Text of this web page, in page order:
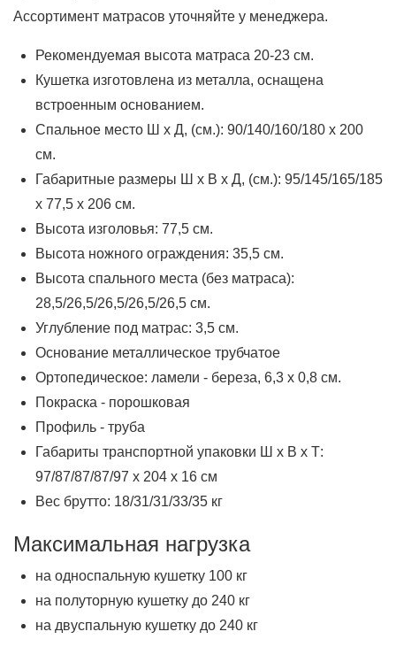
Ассортимент матрасов уточняйте у менеджера.
Рекомендуемая высота матраса 20-23 см.
Кушетка изготовлена из металла, оснащена
встроенным основанием.
Спальное место Ш х Д, (см.): 90/140/160/180 х 200
см.
Габаритные размеры Ш х В х Д, (см.): 95/145/165/185
х 77,5 х 206 см.
Высота изголовья: 77,5 см.
Высота ножного ограждения: 35,5 см.
Высота спального места (без матраса):
28,5/26,5/26,5/26,5/26,5 см.
Углубление под матрас: 3,5 см.
Основание металлическое трубчатое
Ортопедическое: ламели - береза, 6,3 х 0,8 см.
Покраска - порошковая
Профиль - труба
Габариты транспортной упаковки Ш х В х Т:
97/87/87/87/97 х 204 х 16 см
Вес брутто: 18/31/31/33/35 кг
Максимальная нагрузка
на односпальную кушетку 100 кг
на полуторную кушетку до 240 кг
на двуспальную кушетку до 240 кг